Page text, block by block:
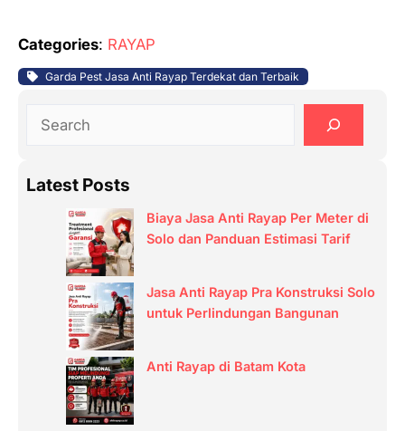
Categories: RAYAP
Garda Pest Jasa Anti Rayap Terdekat dan Terbaik
r
Latest Posts
Biaya Jasa Anti Rayap Per Meter di
Solo dan Panduan Estimasi Tarif
Jasa Anti Rayap Pra Konstruksi Solo
untuk Perlindungan Bangunan
Anti Rayap di Batam Kota